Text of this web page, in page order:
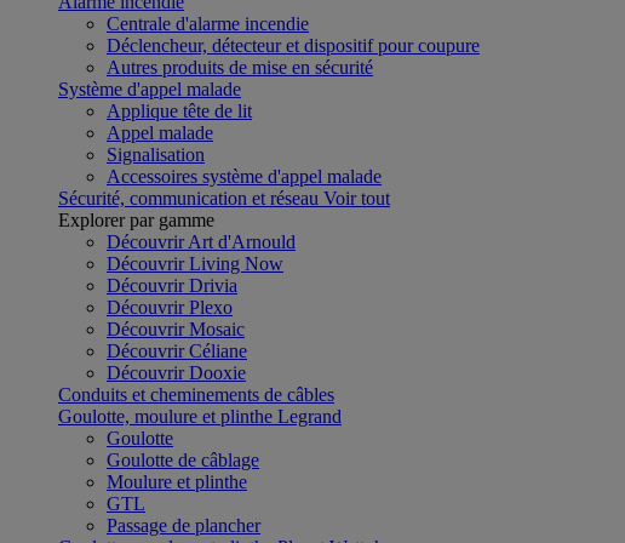
Centrale d'alarme incendie
Déclencheur, détecteur et dispositif pour coupure
Autres produits de mise en sécurité
Système d'appel malade
Applique tête de lit
Appel malade
Signalisation
Accessoires système d'appel malade
Sécurité, communication et réseau Voir tout
Explorer par gamme
Découvrir Art d'Arnould
Découvrir Living Now
Découvrir Drivia
Découvrir Plexo
Découvrir Mosaic
Découvrir Céliane
Découvrir Dooxie
Conduits et cheminements de câbles
Goulotte, moulure et plinthe Legrand
Goulotte
Goulotte de câblage
Moulure et plinthe
GTL
Passage de plancher